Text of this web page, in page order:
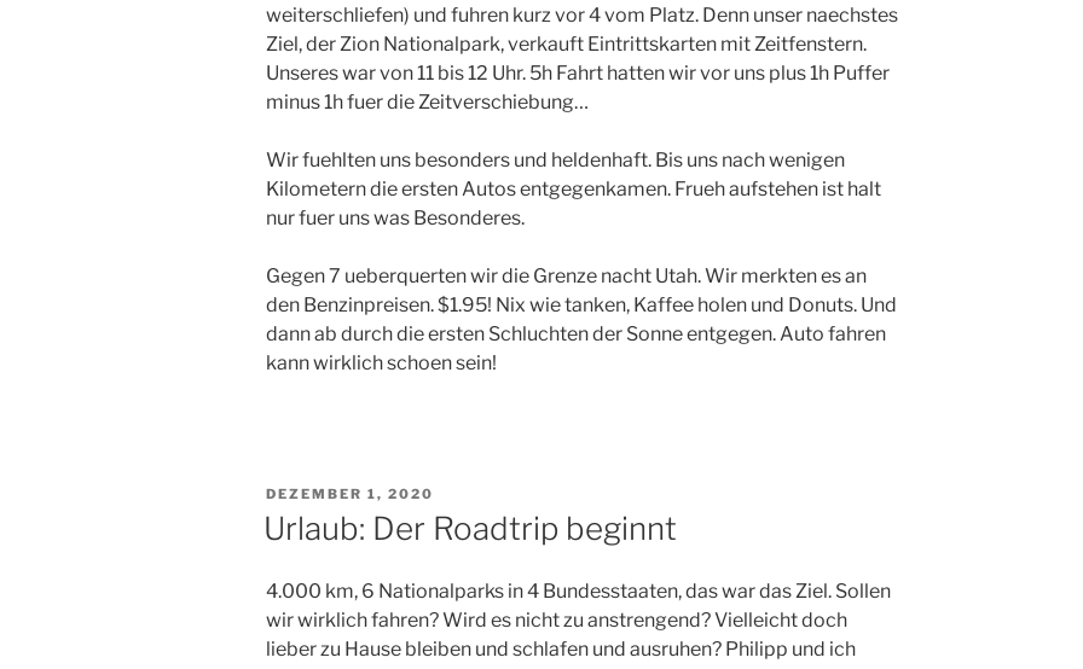
weiterschliefen) und fuhren kurz vor 4 vom Platz. Denn unser naechstes
Ziel, der Zion Nationalpark, verkauft Eintrittskarten mit Zeitfenstern.
Unseres war von 11 bis 12 Uhr. 5h Fahrt hatten wir vor uns plus 1h Puffer
minus 1h fuer die Zeitverschiebung…
Wir fuehlten uns besonders und heldenhaft. Bis uns nach wenigen
Kilometern die ersten Autos entgegenkamen. Frueh aufstehen ist halt
nur fuer uns was Besonderes.
Gegen 7 ueberquerten wir die Grenze nacht Utah. Wir merkten es an
den Benzinpreisen. $1.95! Nix wie tanken, Kaffee holen und Donuts. Und
dann ab durch die ersten Schluchten der Sonne entgegen. Auto fahren
kann wirklich schoen sein!
VERÖFFENTLICHT
AM
DEZEMBER 1, 2020
Urlaub: Der Roadtrip beginnt
4.000 km, 6 Nationalparks in 4 Bundesstaaten, das war das Ziel. Sollen
wir wirklich fahren? Wird es nicht zu anstrengend? Vielleicht doch
lieber zu Hause bleiben und schlafen und ausruhen? Philipp und ich